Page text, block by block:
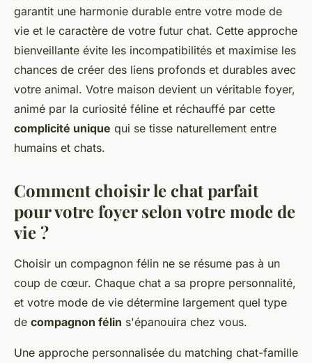
garantit une harmonie durable entre votre mode de
vie et le caractère de votre futur chat. Cette approche
bienveillante évite les incompatibilités et maximise les
chances de créer des liens profonds et durables avec
votre animal. Votre maison devient un véritable foyer,
animé par la curiosité féline et réchauffé par cette
complicité unique qui se tisse naturellement entre
humains et chats.
Comment choisir le chat parfait
pour votre foyer selon votre mode de
vie ?
Choisir un compagnon félin ne se résume pas à un
coup de cœur. Chaque chat a sa propre personnalité,
et votre mode de vie détermine largement quel type
de compagnon félin s'épanouira chez vous.
Une approche personnalisée du matching chat-famille